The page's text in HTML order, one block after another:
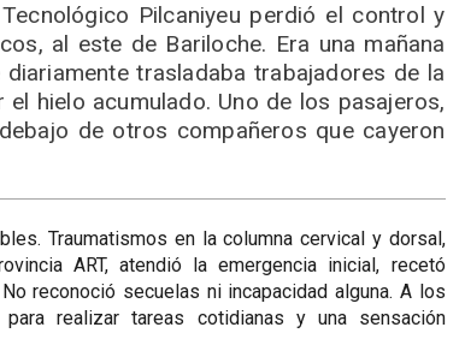
Pilcaniyeu perdió el control y
al este de Bariloche. Era una mañana
trasladaba trabajadores de la
hielo acumulado. Uno de los pasajeros,
de otros compañeros que cayeron
Traumatismos en la columna cervical y dorsal,
ART, atendió la emergencia inicial, recetó
reconoció secuelas ni incapacidad alguna. A los
realizar tareas cotidianas y una sensación